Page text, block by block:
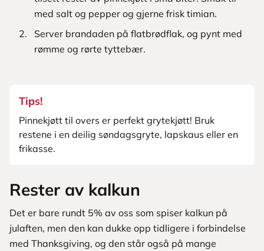
med salt og pepper og gjerne frisk timian.
Server brandaden på flatbrødflak, og pynt med
rømme og rørte tyttebær.
Tips!
Pinnekjøtt til overs er perfekt grytekjøtt! Bruk
restene i en deilig søndagsgryte, lapskaus eller en
frikasse.
Rester av kalkun
Det er bare rundt 5% av oss som spiser kalkun på
julaften, men den kan dukke opp tidligere i forbindelse
med Thanksgiving, og den står også på mange